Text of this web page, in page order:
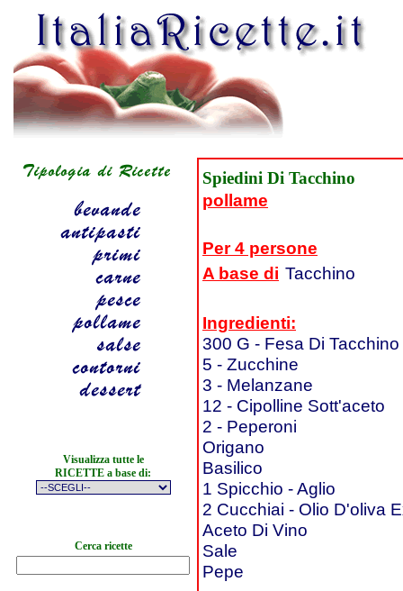
Visualizza tutte le
RICETTE a base di:
Cerca ricette
Spiedini Di Tacchino
pollame
Per 4 persone
A base di Tacchino
Ingredienti:
300 G - Fesa Di Tacchino
5 - Zucchine
3 - Melanzane
12 - Cipolline Sott'aceto
2 - Peperoni
Origano
Basilico
1 Spicchio - Aglio
2 Cucchiai - Olio D'oliva
Aceto Di Vino
Sale
Pepe